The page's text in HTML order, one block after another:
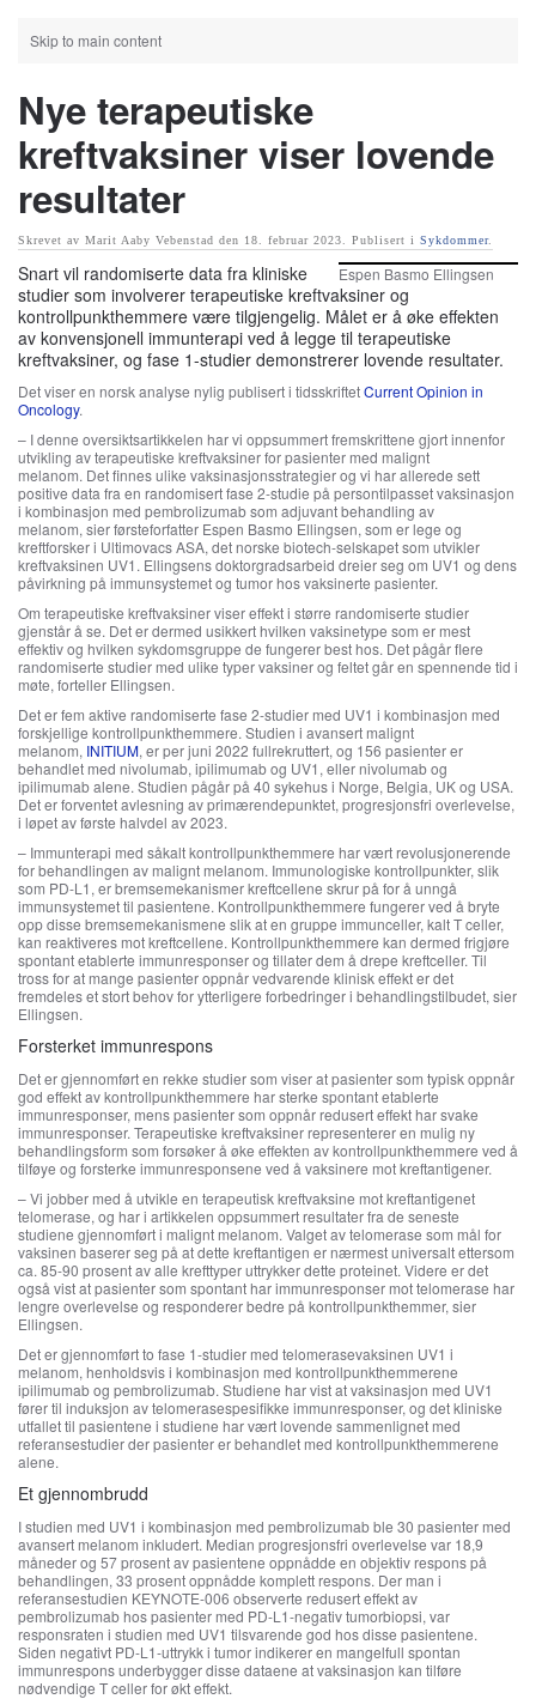
Skip to main content
Nye terapeutiske
kreftvaksiner viser lovende
resultater
Skrevet av Marit Aaby Vebenstad den 18. februar 2023 . Publisert i Sykdommer.
Espen Basmo Ellingsen
Snart vil randomiserte data fra kliniske
studier som involverer terapeutiske kreftvaksiner og
kontrollpunkthemmere være tilgjengelig. Målet er å øke effekten
av konvensjonell immunterapi ved å legge til terapeutiske
kreftvaksiner, og fase 1-studier demonstrerer lovende resultater.
Det viser en norsk analyse nylig publisert i tidsskriftetCurrent Opinion in
Oncology.
– I denne oversiktsartikkelen har vi oppsummert fremskrittene gjort innenfor
utvikling av terapeutiske kreftvaksiner for pasienter med malignt
melanom. Det finnes ulike vaksinasjonsstrategier og vi har allerede sett
positive data fra en randomisert fase 2-studie på persontilpasset vaksinasjon
i kombinasjon med pembrolizumab som adjuvant behandling av
melanom, sier førsteforfatter Espen Basmo Ellingsen, som er lege og
kreftforsker i Ultimovacs ASA, det norske biotech-selskapet som utvikler
kreftvaksinen UV1. Ellingsens doktorgradsarbeid dreier seg om UV1 og dens
påvirkning på immunsystemet og tumor hos vaksinerte pasienter.
Om terapeutiske kreftvaksiner viser effekt i større randomiserte studier
gjenstår å se. Det er dermed usikkert hvilken vaksinetype som er mest
effektiv og hvilken sykdomsgruppe de fungerer best hos. Det pågår flere
randomiserte studier med ulike typer vaksiner og feltet går en spennende tid i
møte, forteller Ellingsen.
Det er fem aktive randomiserte fase 2-studier med UV1 i kombinasjon med
forskjellige kontrollpunkthemmere. Studien i avansert malignt
melanom, INITIUM, er per juni 2022 fullrekruttert, og 156 pasienter er
behandlet med nivolumab, ipilimumab og UV1, eller nivolumab og
ipilimumab alene. Studien pågår på 40 sykehus i Norge, Belgia, UK og USA.
Det er forventet avlesning av primærendepunktet, progresjonsfri overlevelse,
i løpet av første halvdel av 2023.
– Immunterapi med såkalt kontrollpunkthemmere har vært revolusjonerende
for behandlingen av malignt melanom. Immunologiske kontrollpunkter, slik
som PD-L1, er bremsemekanismer kreftcellene skrur på for å unngå
immunsystemet til pasientene. Kontrollpunkthemmere fungerer ved å bryte
opp disse bremsemekanismene slik at en gruppe immunceller, kalt T celler,
kan reaktiveres mot kreftcellene. Kontrollpunkthemmere kan dermed frigjøre
spontant etablerte immunresponser og tillater dem å drepe kreftceller. Til
tross for at mange pasienter oppnår vedvarende klinisk effekt er det
fremdeles et stort behov for ytterligere forbedringer i behandlingstilbudet, sier
Ellingsen.
Forsterket immunrespons
Det er gjennomført en rekke studier som viser at pasienter som typisk oppnår
god effekt av kontrollpunkthemmere har sterke spontant etablerte
immunresponser, mens pasienter som oppnår redusert effekt har svake
immunresponser. Terapeutiske kreftvaksiner representerer en mulig ny
behandlingsform som forsøker å øke effekten av kontrollpunkthemmere ved å
tilføye og forsterke immunresponsene ved å vaksinere mot kreftantigener.
– Vi jobber med å utvikle en terapeutisk kreftvaksine mot kreftantigenet
telomerase, og har i artikkelen oppsummert resultater fra de seneste
studiene gjennomført i malignt melanom. Valget av telomerase som mål for
vaksinen baserer seg på at dette kreftantigen er nærmest universalt ettersom
ca. 85-90 prosent av alle krefttyper uttrykker dette proteinet. Videre er det
også vist at pasienter som spontant har immunresponser mot telomerase har
lengre overlevelse og responderer bedre på kontrollpunkthemmer, sier
Ellingsen.
Det er gjennomført to fase 1-studier med telomerasevaksinen UV1 i
melanom, henholdsvis i kombinasjon med kontrollpunkthemmerene
ipilimumab og pembrolizumab. Studiene har vist at vaksinasjon med UV1
fører til induksjon av telomerasespesifikke immunresponser, og det kliniske
utfallet til pasientene i studiene har vært lovende sammenlignet med
referansestudier der pasienter er behandlet med kontrollpunkthemmerene
alene.
Et gjennombrudd
I studien med UV1 i kombinasjon med pembrolizumab ble 30 pasienter med
avansert melanom inkludert. Median progresjonsfri overlevelse var 18,9
måneder og 57 prosent av pasientene oppnådde en objektiv respons på
behandlingen, 33 prosent oppnådde komplett respons. Der man i
referansestudien KEYNOTE-006 observerte redusert effekt av
pembrolizumab hos pasienter med PD-L1-negativ tumorbiopsi, var
responsraten i studien med UV1 tilsvarende god hos disse pasientene.
Siden negativt PD-L1-uttrykk i tumor indikerer en mangelfull spontan
immunrespons underbygger disse dataene at vaksinasjon kan tilføre
nødvendige T celler for økt effekt.